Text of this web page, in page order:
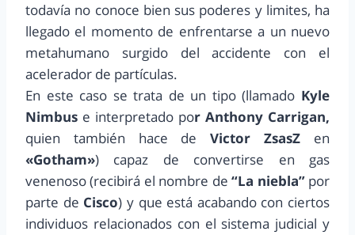
todavía no conoce bien sus poderes y limites, ha
llegado el momento de enfrentarse a un nuevo
metahumano surgido del accidente con el
acelerador de partículas.
En este caso se trata de un tipo (llamado Kyle
Nimbus e interpretado por Anthony Carrigan,
quien también hace de Victor ZsasZ en
«Gotham») capaz de convertirse en gas
venenoso (recibirá el nombre de“La niebla” por
parte de Cisco) y que está acabando con ciertos
individuos relacionados con el sistema judicial y